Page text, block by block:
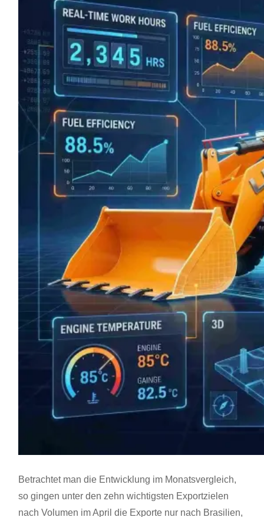
Betrachtet man die Entwicklung im Monatsvergleich,
so gingen unter den zehn wichtigsten Exportzielen
nach Volumen im April die Exporte nur nach Brasilien,